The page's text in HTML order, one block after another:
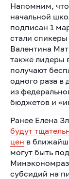
Напомним,
начальной
подписан 1
стали
Валентина
также лидеры
получают
одного раза в
из
бюджетов и
Ранее Елена
будут
цен в
могут быть
субсидий на